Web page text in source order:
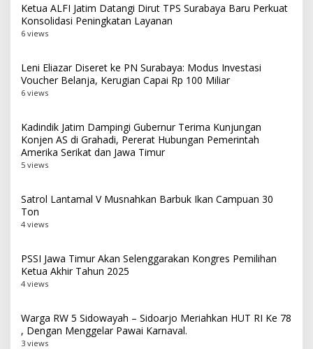
Ketua ALFI Jatim Datangi Dirut TPS Surabaya Baru Perkuat
Konsolidasi Peningkatan Layanan
6 views
Leni Eliazar Diseret ke PN Surabaya: Modus Investasi
Voucher Belanja, Kerugian Capai Rp 100 Miliar
6 views
Kadindik Jatim Dampingi Gubernur Terima Kunjungan
Konjen AS di Grahadi, Pererat Hubungan Pemerintah
Amerika Serikat dan Jawa Timur
5 views
Satrol Lantamal V Musnahkan Barbuk Ikan Campuan 30
Ton
4 views
PSSI Jawa Timur Akan Selenggarakan Kongres Pemilihan
Ketua Akhir Tahun 2025
4 views
Warga RW 5 Sidowayah – Sidoarjo Meriahkan HUT RI Ke 78
, Dengan Menggelar Pawai Karnaval.
3 views